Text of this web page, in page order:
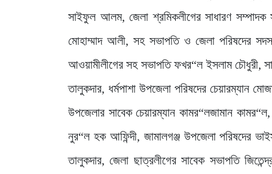
সাইফুল আলম, জেলা শ্রমিকলীগের সাধারণ
মোহাম্মাদ আলী, সহ সভাপতি ও জেলা পরিষদের
আওয়ামীলীগের সহ সভাপতি ফখর“ল ইসলাম চৌধুরী,
তালুকদার, ধর্মপাশা উপজেলা পরিষদের চেয়ারম্যান
উপজেলার সাবেক চেয়ারম্যান কামর“লজামান
নুর“ল হক আফিন্দী, জামালগঞ্জ উপজেলা পরিষদের
তালুকদার, জেলা ছাত্রলীগের সাবেক সভাপতি